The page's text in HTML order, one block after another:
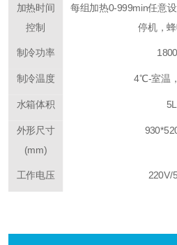
加热时间
控制
每组加热0-999min任意
停机，
制冷功率
制冷温度 4℃-室温
水箱体积 5L
外形尺寸
(mm)
工作电压 220V/